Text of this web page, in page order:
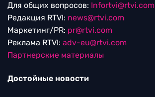
Для общих вопросов: Infortvi@rtvi.com
Редакция RTVI: news@rtvi.com
Маркетинг/PR: pr@rtvi.com
Реклама RTVI: adv-eu@rtvi.com
Партнерские материалы
Достойные новости